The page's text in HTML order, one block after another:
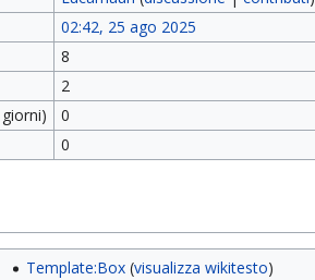
02:42, 25 ago 2025
8
2
0
0
Template:Box(visualizza wikitesto)